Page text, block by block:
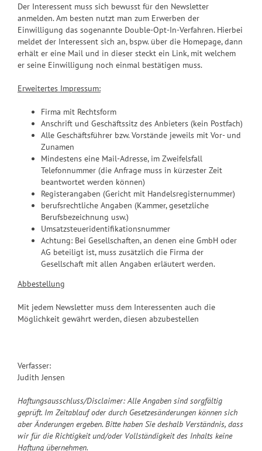
Der Interessent muss sich bewusst für den Newsletter
anmelden. Am besten nutzt man zum Erwerben der
Einwilligung das sogenannte Double-Opt-In-Verfahren. Hierbei
meldet der Interessent sich an, bspw. über die Homepage, dann
erhält er eine Mail und in dieser steckt ein Link, mit welchem
er seine Einwilligung noch einmal bestätigen muss.
Erweitertes Impressum:
Firma mit Rechtsform
Anschrift und Geschäftssitz des Anbieters (kein Postfach)
Alle Geschäftsführer bzw. Vorstände jeweils mit Vor- und
Zunamen
Mindestens eine Mail-Adresse, im Zweifelsfall
Telefonnummer (die Anfrage muss in kürzester Zeit
beantwortet werden können)
Registerangaben (Gericht mit Handelsregisternummer)
berufsrechtliche Angaben (Kammer, gesetzliche
Berufsbezeichnung usw.)
Umsatzsteueridentifikationsnummer
Achtung: Bei Gesellschaften, an denen eine GmbH oder
AG beteiligt ist, muss zusätzlich die Firma der
Gesellschaft mit allen Angaben erläutert werden.
Abbestellung
Mit jedem Newsletter muss dem Interessenten auch die
Möglichkeit gewährt werden, diesen abzubestellen
Verfasser:
Judith Jensen
Haftungsausschluss/Disclaimer: Alle Angaben sind sorgfältig
geprüft. Im Zeitablauf oder durch Gesetzesänderungen können sich
aber Änderungen ergeben. Bitte haben Sie deshalb Verständnis, dass
wir für die Richtigkeit und/oder Vollständigkeit des Inhalts keine
Haftung übernehmen.